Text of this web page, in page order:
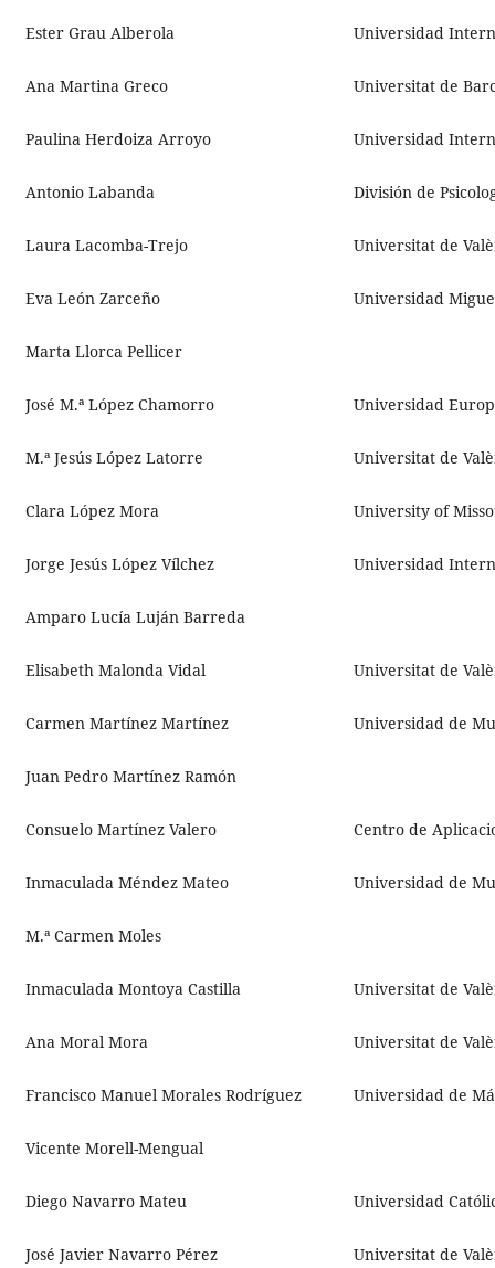
Ester Grau Alberola Universidad
Ana Martina Greco Universitat de
Paulina Herdoiza Arroyo Universidad
Antonio Labanda División de
Laura Lacomba-Trejo Universitat de
Eva León Zarceño Universidad
Marta Llorca Pellicer
José M.ª López Chamorro Universidad
M.ª Jesús López Latorre Universitat de
Clara López Mora University of
Jorge Jesús López Vílchez Universidad
Amparo Lucía Luján Barreda
Elisabeth Malonda Vidal Universitat de
Carmen Martínez Martínez Universidad de
Juan Pedro Martínez Ramón
Consuelo Martínez Valero Centro de
Inmaculada Méndez Mateo Universidad de
M.ª Carmen Moles
Inmaculada Montoya Castilla Universitat de
Ana Moral Mora Universitat de
Francisco Manuel Morales Rodríguez Universidad de
Vicente Morell-Mengual
Diego Navarro Mateu Universidad
José Javier Navarro Pérez Universitat de